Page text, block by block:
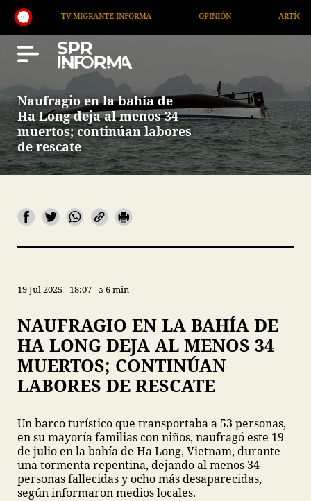
TV MIGRANTE INFORMA ARTÍCULOS
Naufragio en la bahía de
Ha Long deja al menos 34
muertos; continúan labores
de rescate
19 Jul 2025 18:07 6 min
NAUFRAGIO EN LA BAHÍA DE
HA LONG DEJA AL MENOS 34
MUERTOS; CONTINÚAN
LABORES DE RESCATE
Un barco turístico que transportaba a 53 personas,
en su mayoría familias con niños, naufragó este 19
de julio en la bahía de Ha Long, Vietnam, durante
una tormenta repentina, dejando al menos 34
personas fallecidas y ocho más desaparecidas,
según informaron medios locales.